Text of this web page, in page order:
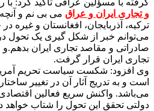
گرفته با مسؤلین عراقی تاکید کرد: با
و تجاری ایران و عراق می بی نم و
ترکیه، آذربایجان، افغانستان و
می‌توانم خبر از شکل گیری یک تحول
صادراتی و مقاصد تجاری ایران بدهم.و
تجاری ایران قرار گرفت.
وی افزود: شکست سیاست تحریم
است و به تدریج آثار آن در تغییر
می‌باشد. واکنش سریع فعالین
دولتی تحقق این تحول را شتاب خواهد